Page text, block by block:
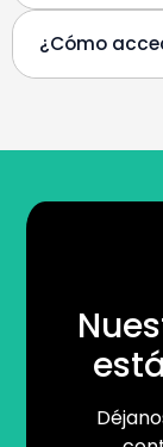
¿Cómo